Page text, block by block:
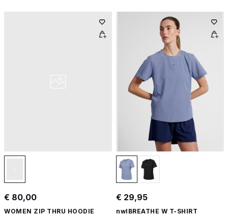
€ 80,00
WOMEN ZIP THRU HOODIE
€ 29,95
nwlBREATHE W T-SHIRT